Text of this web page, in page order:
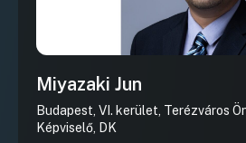
Miyazaki Jun
Budapest, VI. kerület, Terézváros
Képviselő, DK